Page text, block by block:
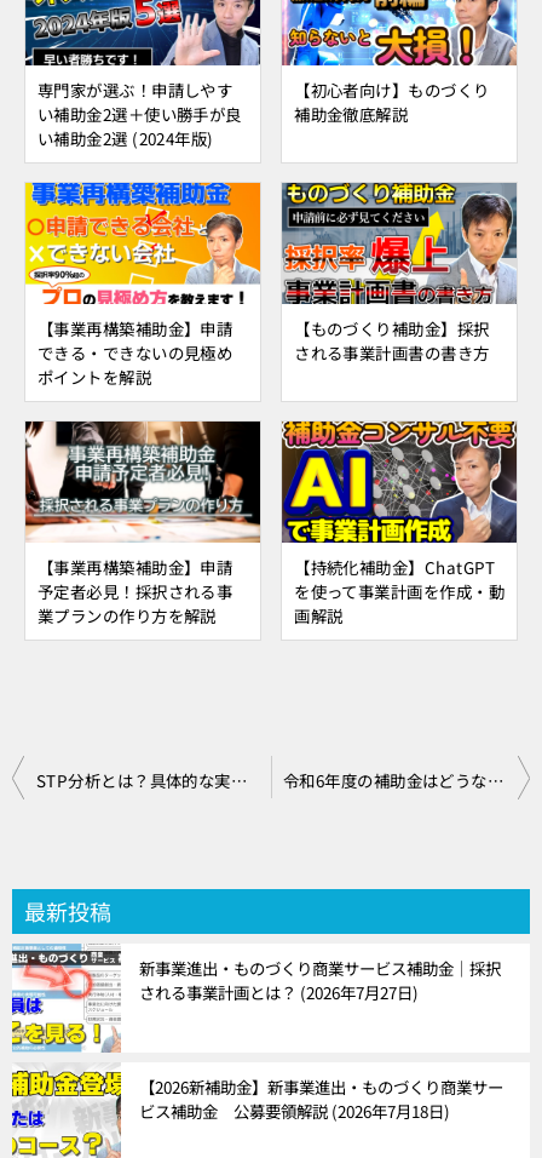
専門家が選ぶ！申請しやす
い補助金2選＋使い勝手が良
い補助金2選 (2024年版)
【初心者向け】ものづくり
補助金徹底解説
【事業再構築補助金】申請
できる・できないの見極め
ポイントを解説
【ものづくり補助金】採択
される事業計画書の書き方
【事業再構築補助金】申請
予定者必見！採択される事
業プランの作り方を解説
【持続化補助金】ChatGPT
を使って事業計画を作成・動
画解説
投
ビ
ゲ
ー
シ
ョ
ン
STP分析とは？具体的な実践方法を解説します 令和6年度の補助金はどうなるのか？
最新投稿
新事業進出・ものづくり商業サービス補助金｜採択
される事業計画とは？ 2026年7月27日
【2026新補助金】新事業進出・ものづくり商業サー
ビス補助金 公募要領解説 2026年7月18日